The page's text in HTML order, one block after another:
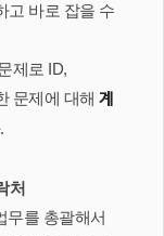
고 바로 잡을 수
제로 ID,
문제에 대해 계
처
무를 총괄해서